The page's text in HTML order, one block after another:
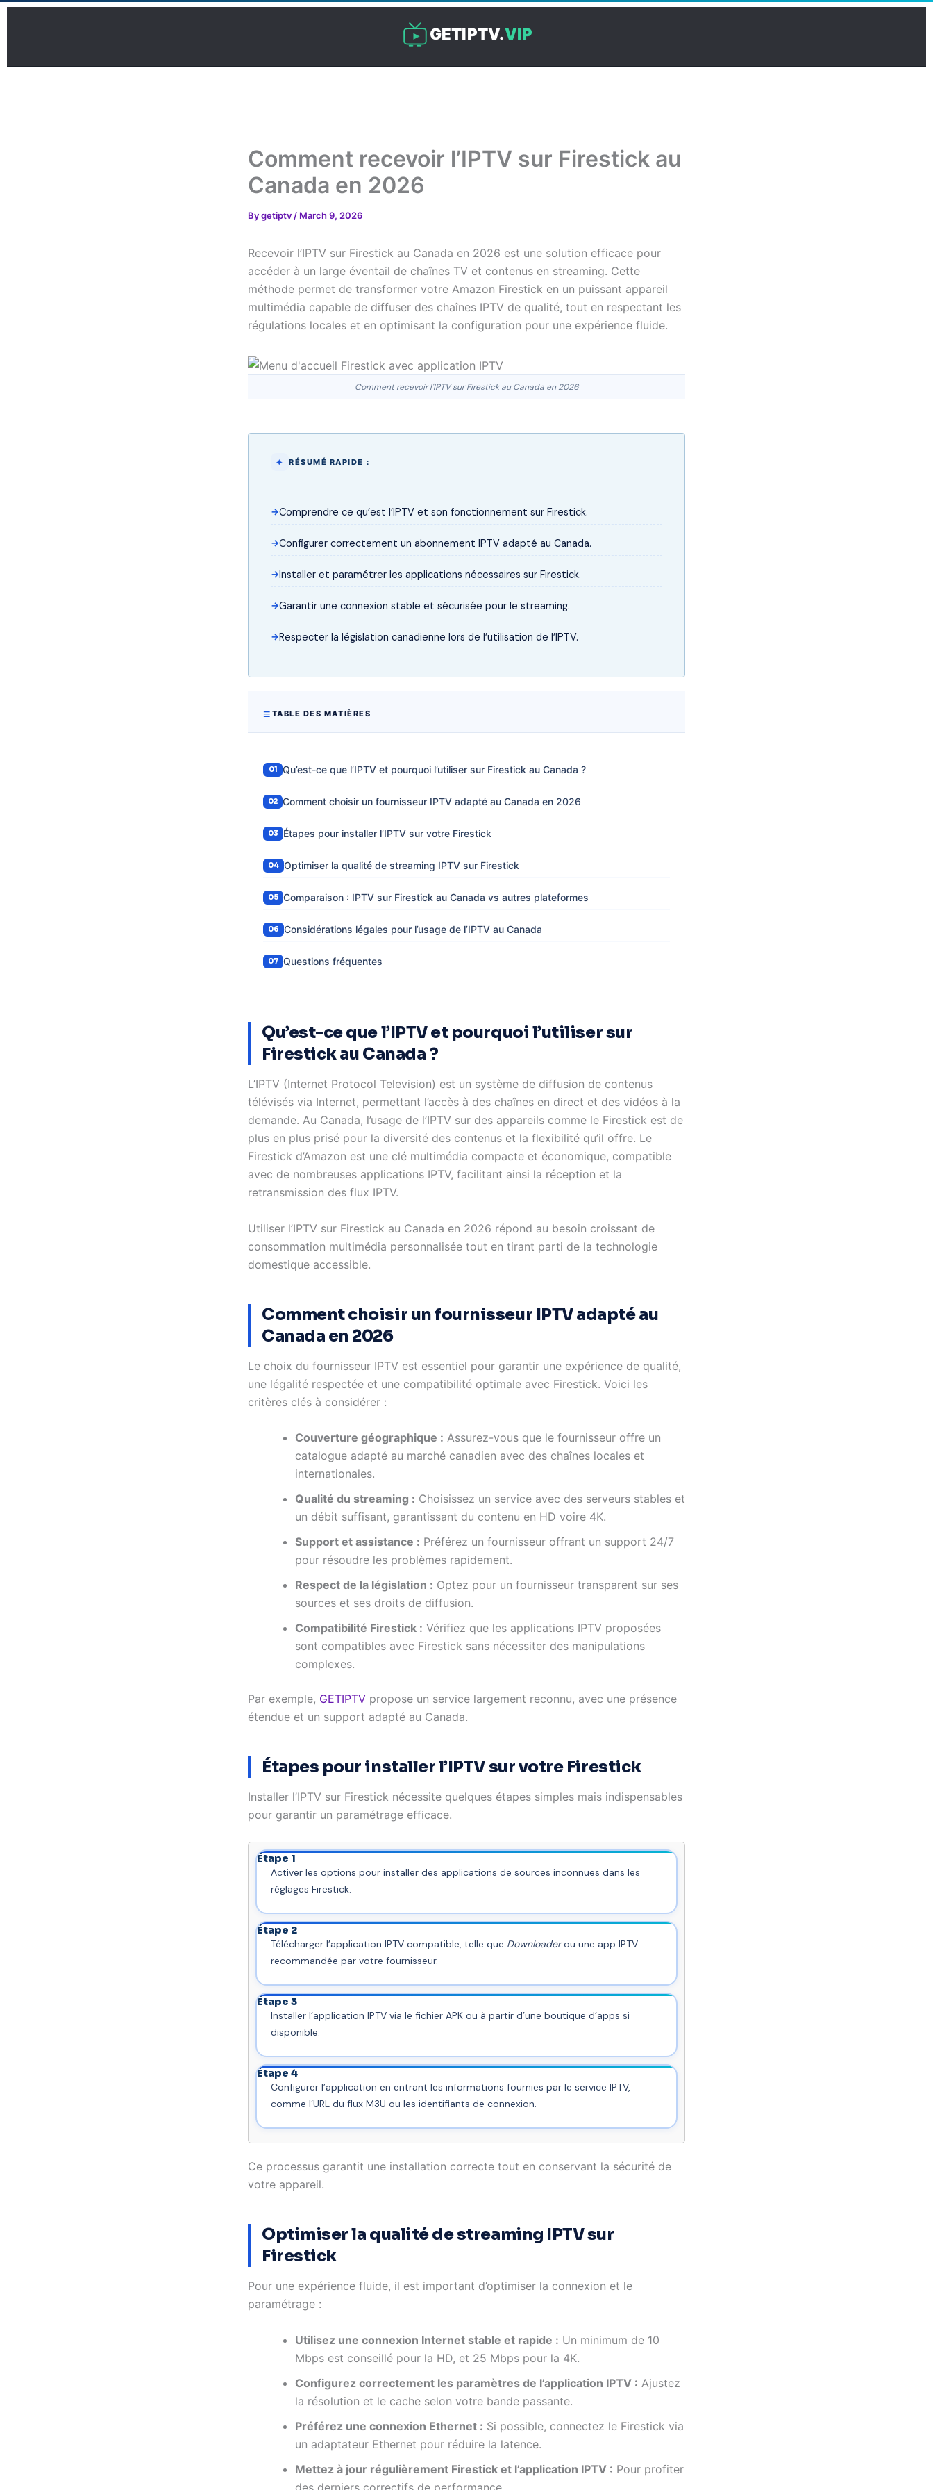
Skip
GETIPTV.VIP
Comment recevoir l’IPTV sur Firestick au
Canada en 2026
Bygetiptv / March 9, 2026
Recevoir l’IPTV sur Firestick au Canada en 2026 est une solution efficace pour
accéder à un large éventail de chaînes TV et contenus en streaming. Cette
méthode permet de transformer votre Amazon Firestick en un puissant appareil
multimédia capable de diffuser des chaînes IPTV de qualité, tout en respectant les
régulations locales et en optimisant la configuration pour une expérience fluide.
Comment recevoir l'IPTV sur Firestick au Canada en 2026
RÉSUMÉ RAPIDE :
Comprendre ce qu’est l’IPTV et son fonctionnement sur Firestick.
Configurer correctement un abonnement IPTV adapté au Canada.
Installer et paramétrer les applications nécessaires sur Firestick.
Garantir une connexion stable et sécurisée pour le streaming.
Respecter la législation canadienne lors de l’utilisation de l’IPTV.
TABLE DES MATIÈRES
Qu’est-ce que l’IPTV et pourquoi l’utiliser sur Firestick au Canada ?
Comment choisir un fournisseur IPTV adapté au Canada en 2026
Étapes pour installer l’IPTV sur votre Firestick
Optimiser la qualité de streaming IPTV sur Firestick
Comparaison : IPTV sur Firestick au Canada vs autres plateformes
Considérations légales pour l’usage de l’IPTV au Canada
Questions fréquentes
Qu’est-ce que l’IPTV et pourquoi l’utiliser sur
Firestick au Canada ?
L’IPTV (Internet Protocol Television) est un système de diffusion de contenus
télévisés via Internet, permettant l’accès à des chaînes en direct et des vidéos à la
demande. Au Canada, l’usage de l’IPTV sur des appareils comme le Firestick est de
plus en plus prisé pour la diversité des contenus et la flexibilité qu’il offre. Le
Firestick d’Amazon est une clé multimédia compacte et économique, compatible
avec de nombreuses applications IPTV, facilitant ainsi la réception et la
retransmission des flux IPTV.
Utiliser l’IPTV sur Firestick au Canada en 2026 répond au besoin croissant de
consommation multimédia personnalisée tout en tirant parti de la technologie
domestique accessible.
Comment choisir un fournisseur IPTV adapté au
Canada en 2026
Le choix du fournisseur IPTV est essentiel pour garantir une expérience de qualité,
une légalité respectée et une compatibilité optimale avec Firestick. Voici les
critères clés à considérer :
Couverture géographique : Assurez-vous que le fournisseur offre un
catalogue adapté au marché canadien avec des chaînes locales et
internationales.
Qualité du streaming : Choisissez un service avec des serveurs stables et
un débit suffisant, garantissant du contenu en HD voire 4K.
Support et assistance : Préférez un fournisseur offrant un support 24/7
pour résoudre les problèmes rapidement.
Respect de la législation : Optez pour un fournisseur transparent sur ses
sources et ses droits de diffusion.
Compatibilité Firestick : Vérifiez que les applications IPTV proposées
sont compatibles avec Firestick sans nécessiter des manipulations
complexes.
Par exemple, GETIPTV propose un service largement reconnu, avec une présence
étendue et un support adapté au Canada.
Étapes pour installer l’IPTV sur votre Firestick
Installer l’IPTV sur Firestick nécessite quelques étapes simples mais indispensables
pour garantir un paramétrage efficace.
Étape 1
Activer les options pour installer des applications de sources inconnues dans les
réglages Firestick.
Étape 2
Télécharger l’application IPTV compatible, telle que Downloaderou une app IPTV
recommandée par votre fournisseur.
Étape 3
Installer l’application IPTV via le fichier APK ou à partir d’une boutique d’apps si
disponible.
Étape 4
Configurer l’application en entrant les informations fournies par le service IPTV,
comme l’URL du flux M3U ou les identifiants de connexion.
Ce processus garantit une installation correcte tout en conservant la sécurité de
votre appareil.
Optimiser la qualité de streaming IPTV sur
Firestick
Pour une expérience fluide, il est important d’optimiser la connexion et le
paramétrage :
Utilisez une connexion Internet stable et rapide : Un minimum de 10
Mbps est conseillé pour la HD, et 25 Mbps pour la 4K.
Configurez correctement les paramètres de l’application IPTV : Ajustez
la résolution et le cache selon votre bande passante.
Préférez une connexion Ethernet : Si possible, connectez le Firestick via
un adaptateur Ethernet pour réduire la latence.
Mettez à jour régulièrement Firestick et l’application IPTV : Pour profiter
des derniers correctifs de performance.